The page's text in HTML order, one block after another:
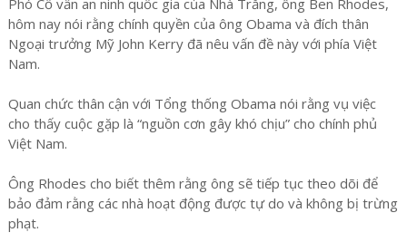
hôm nay nói rằng chính quyền của ông Obama và đích thân
Ngoại trưởng Mỹ John Kerry đã nêu vấn đề này với phía Việt
Nam.
Quan chức thân cận với Tổng thống Obama nói rằng vụ việc
cho thấy cuộc gặp là “nguồn cơn gây khó chịu” cho chính phủ
Việt Nam.
Ông Rhodes cho biết thêm rằng ông sẽ tiếp tục theo dõi để
bảo đảm rằng các nhà hoạt động được tự do và không bị trừng
phạt.